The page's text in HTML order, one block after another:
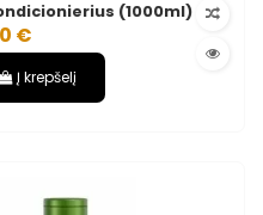
(1000ml)
€
Į krepšelį